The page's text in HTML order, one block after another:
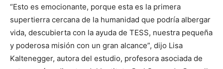
“Esto es emocionante, porque esta es la primera
supertierra cercana de la humanidad que podría albergar
vida, descubierta con la ayuda de TESS, nuestra pequeña
y poderosa misión con un gran alcance”, dijo Lisa
Kaltenegger, autora del estudio, profesora asociada de